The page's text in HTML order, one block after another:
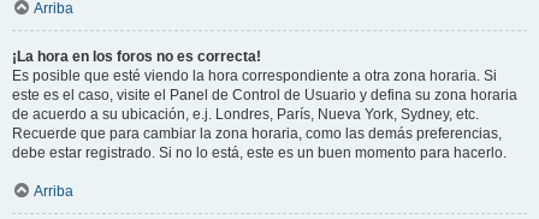
Arriba
¡La hora en los foros no es correcta!
Es posible que esté viendo la hora correspondiente a otra zona horaria. Si
este es el caso, visite el Panel de Control de Usuario y defina su zona horaria
de acuerdo a su ubicación, e.j. Londres, París, Nueva York, Sydney, etc.
Recuerde que para cambiar la zona horaria, como las demás preferencias,
debe estar registrado. Si no lo está, este es un buen momento para hacerlo.
Arriba